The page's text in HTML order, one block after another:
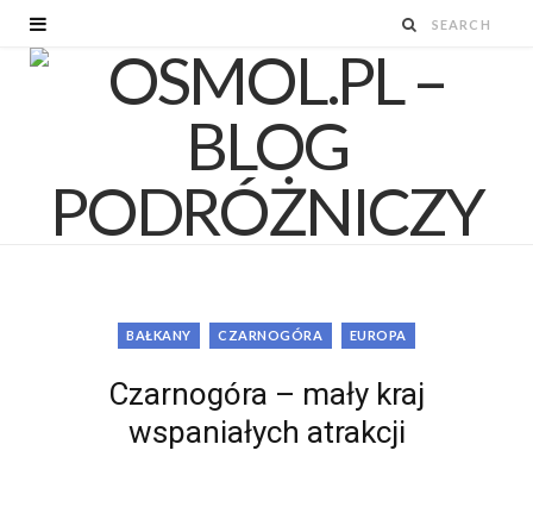
BAŁKANY CZARNOGÓRA EUROPA
Czarnogóra – mały kraj
wspaniałych atrakcji